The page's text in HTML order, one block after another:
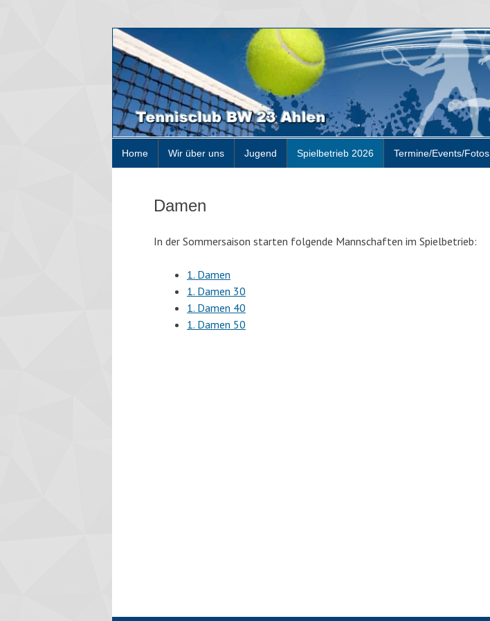
Home Wir über uns Jugend Spielbetrieb 2026 Termine/Events/Fotos
Damen
In der Sommersaison starten folgende Mannschaften im Spielbetrieb:
1. Damen
1. Damen 30
1. Damen 40
1. Damen 50